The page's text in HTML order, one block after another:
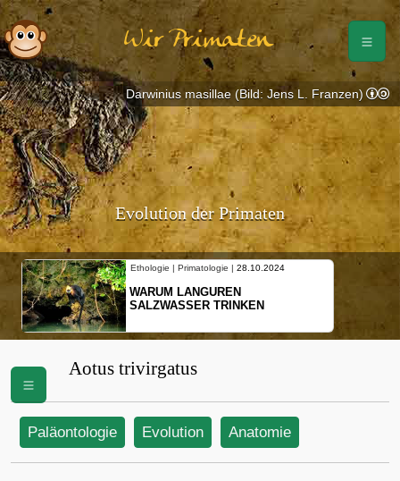
Wir Primaten
Evolution der Primaten
Ethologie | Primatologie | 28.10.2024
WARUM LANGUREN
SALZWASSER TRINKEN
Darwinius masillae (Bild: Jens L. Franzen)
Aotus trivirgatus
Paläontologie Evolution Anatomie